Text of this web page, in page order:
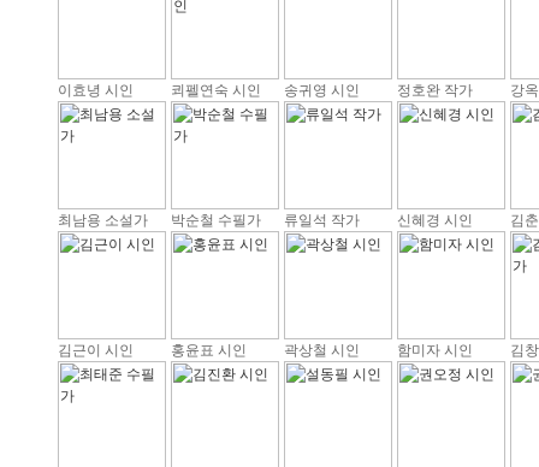
이효녕 시인 쾨펠연숙 시인 송귀영 시인 정호완 작가 강
최남용 소설가 박순철 수필가 류일석 작가 신혜경 시인 김
김근이 시인 홍윤표 시인 곽상철 시인 함미자 시인 김